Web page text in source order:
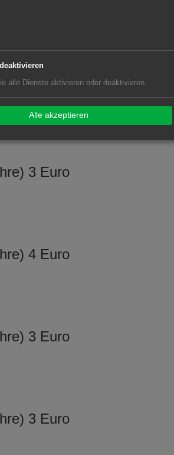
8 Euro,
3 Euro
4 Euro
3 Euro
3 Euro
alle Dienste aktivieren oder deaktivieren.
Alle akzeptieren